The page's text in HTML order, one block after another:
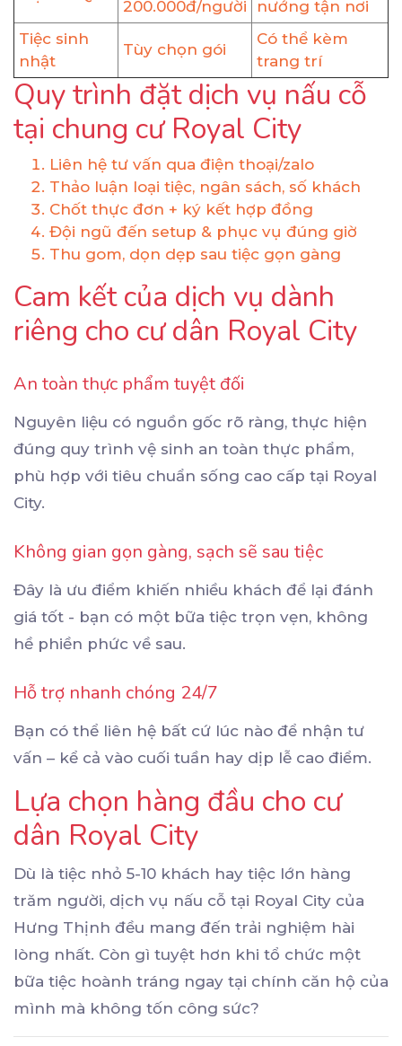
200.000đ/người
nướng tận nơi
Tiệc sinh
nhật
Tùy chọn gói
Có thể kèm
trang trí
Quy trình đặt dịch vụ nấu cỗ
tại chung cư Royal City
Liên hệ tư vấn qua điện thoại/zalo
Thảo luận loại tiệc, ngân sách, số khách
Chốt thực đơn + ký kết hợp đồng
Đội ngũ đến setup & phục vụ đúng giờ
Thu gom, dọn dẹp sau tiệc gọn gàng
Cam kết của dịch vụ dành
riêng cho cư dân Royal City
An toàn thực phẩm tuyệt đối
Nguyên liệu có nguồn gốc rõ ràng, thực hiện
đúng quy trình vệ sinh an toàn thực phẩm,
phù hợp với tiêu chuẩn sống cao cấp tại Royal
City.
Không gian gọn gàng, sạch sẽ sau tiệc
Đây là ưu điểm khiến nhiều khách để lại đánh
giá tốt - bạn có một bữa tiệc trọn vẹn, không
hề phiền phức về sau.
Hỗ trợ nhanh chóng 24/7
Bạn có thể liên hệ bất cứ lúc nào để nhận tư
vấn – kể cả vào cuối tuần hay dịp lễ cao điểm.
Lựa chọn hàng đầu cho cư
dân Royal City
Dù là tiệc nhỏ 5-10 khách hay tiệc lớn hàng
trăm người, dịch vụ nấu cỗ tại Royal City của
Hưng Thịnh đều mang đến trải nghiệm hài
lòng nhất. Còn gì tuyệt hơn khi tổ chức một
bữa tiệc hoành tráng ngay tại chính căn hộ của
mình mà không tốn công sức?